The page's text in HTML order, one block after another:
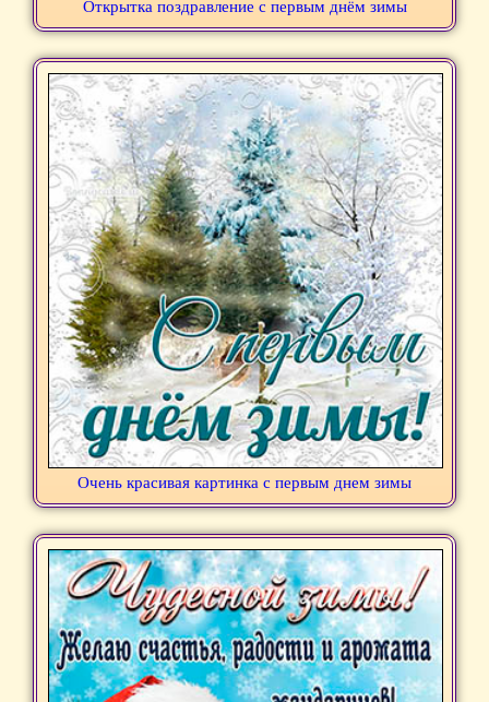
Открытка поздравление с первым днём зимы
Очень красивая картинка с первым днем зимы